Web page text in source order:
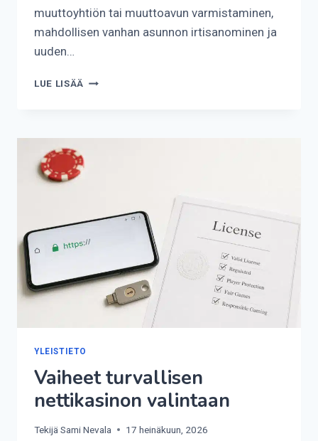
muuttoyhtiön tai muuttoavun varmistaminen,
mahdollisen vanhan asunnon irtisanominen ja
uuden…
LUE LISÄÄ KUINKA
YLEISTIETO
Vaiheet turvallisen
nettikasinon valintaan
Tekijä Sami Nevala 17 heinäkuun, 2026